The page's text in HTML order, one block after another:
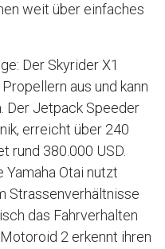
weit über einfaches
Der Skyrider X1
aus und kann
Der Jetpack Speeder
erreicht über 240
rund 380.000 USD.
Otai nutzt
Strassenverhältnisse
das Fahrverhalten
2 erkennt ihren